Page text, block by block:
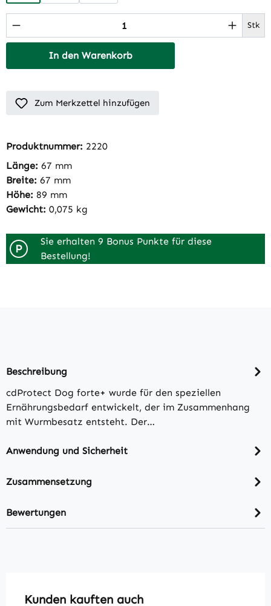
Produkt Anzahl: Gib den gewünschten Stk
In den Warenkorb
Zum Merkzettel hinzufügen
Produktnummer: 2220
Länge: 67 mm
Breite: 67 mm
Höhe: 89 mm
Gewicht: 0,075 kg
P
Sie erhalten 9 Bonus Punkte für diese
Bestellung!
Beschreibung
cdProtect Dog forte+ wurde für den speziellen
Ernährungsbedarf entwickelt, der im Zusammenhang
mit Wurmbesatz entsteht. Der…
Anwendung und Sicherheit
Zusammensetzung
Bewertungen
Produktgalerie überspringen
Kunden kauften auch